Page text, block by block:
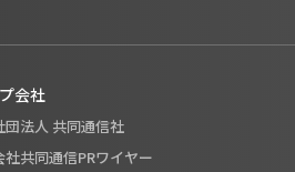
会社
団法人 共同通信社
社共同通信PRワイヤー